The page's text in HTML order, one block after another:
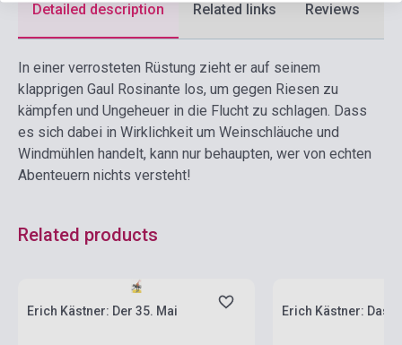
Detailed description Related links Reviews
In einer verrosteten Rüstung zieht er auf seinem
klapprigen Gaul Rosinante los, um gegen Riesen zu
kämpfen und Ungeheuer in die Flucht zu schlagen. Dass
es sich dabei in Wirklichkeit um Weinschläuche und
Windmühlen handelt, kann nur behaupten, wer von echten
Abenteuern nichts versteht!
Related products
Erich Kästner: Der 35. Mai Erich Kästner: Das